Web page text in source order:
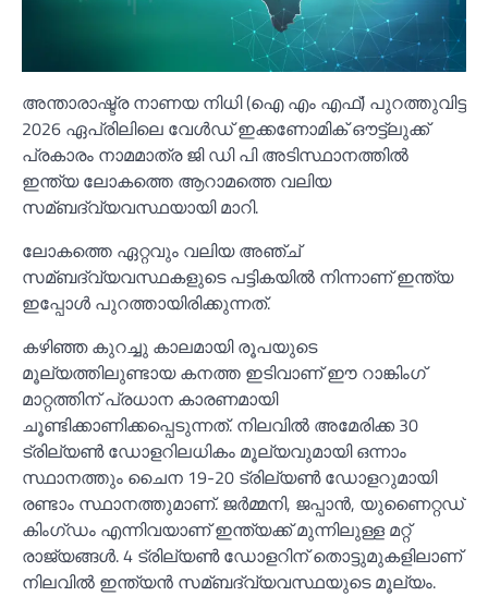
അന്താരാഷ്ട്ര നാണയ നിധി (ഐ എം എഫ്) പുറത്തുവിട്ട
2026 ഏപ്രിലിലെ വേള്‍ഡ് ഇക്കണോമിക് ഔട്ട്ലുക്ക്
പ്രകാരം നാമമാത്ര ജി ഡി പി അടിസ്ഥാനത്തില്‍
ഇന്ത്യ ലോകത്തെ ആറാമത്തെ വലിയ
സമ്ബദ്‌വ്യവസ്ഥയായി മാറി.
ലോകത്തെ ഏറ്റവും വലിയ അഞ്ച്
സമ്ബദ്‌വ്യവസ്ഥകളുടെ പട്ടികയില്‍ നിന്നാണ് ഇന്ത്യ
ഇപ്പോള്‍ പുറത്തായിരിക്കുന്നത്.
കഴിഞ്ഞ കുറച്ചു കാലമായി രൂപയുടെ
മൂല്യത്തിലുണ്ടായ കനത്ത ഇടിവാണ് ഈ റാങ്കിംഗ്
മാറ്റത്തിന് പ്രധാന കാരണമായി
ചൂണ്ടിക്കാണിക്കപ്പെടുന്നത്. നിലവില്‍ അമേരിക്ക 30
ട്രില്യണ്‍ ഡോളറിലധികം മൂല്യവുമായി ഒന്നാം
സ്ഥാനത്തും ചൈന 19-20 ട്രില്യണ്‍ ഡോളറുമായി
രണ്ടാം സ്ഥാനത്തുമാണ്. ജർമ്മനി, ജപ്പാൻ, യുണൈറ്റഡ്
കിംഗ്ഡം എന്നിവയാണ് ഇന്ത്യക്ക് മുന്നിലുള്ള മറ്റ്
രാജ്യങ്ങള്‍. 4 ട്രില്യണ്‍ ഡോളറിന് തൊട്ടുമുകളിലാണ്
നിലവില്‍ ഇന്ത്യൻ സമ്ബദ്‌വ്യവസ്ഥയുടെ മൂല്യം.